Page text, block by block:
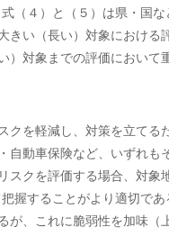
（４）と（５）は県・国
きい（長い）対象におけ
）対象までの評価において
を軽減し、対策を立てる
自動車保険など、いずれ
スクを評価する場合、対
握することがより適切で
が、これに脆弱性を加味